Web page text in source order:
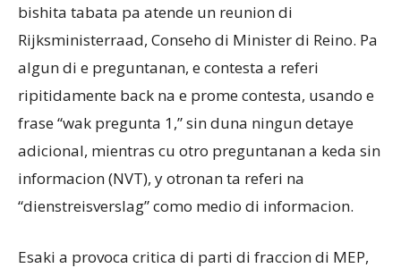
bishita tabata pa atende un reunion di
Rijksministerraad, Conseho di Minister di Reino. Pa
algun di e preguntanan, e contesta a referi
ripitidamente back na e prome contesta, usando e
frase “wak pregunta 1,” sin duna ningun detaye
adicional, mientras cu otro preguntanan a keda sin
informacion (NVT), y otronan ta referi na
“dienstreisverslag” como medio di informacion.
Esaki a provoca critica di parti di fraccion di MEP,